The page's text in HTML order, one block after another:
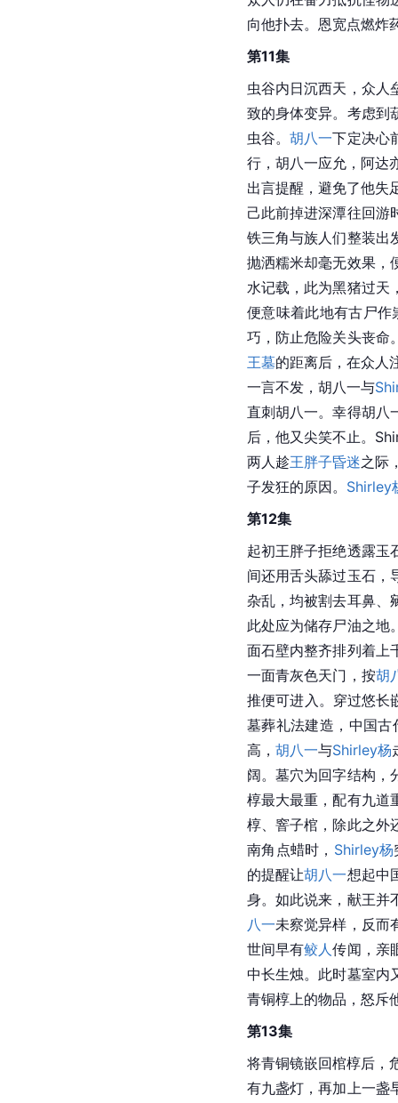
向他扑去。恩宽点燃炸
第11集
虫谷内日沉西天，众人
致的身体变异。考虑到
虫谷。胡八一下定决心
行，胡八一应允，阿达
出言提醒，避免了他失
己此前掉进深潭往回游
铁三角与族人们整装出
抛洒糯米却毫无效果，
水记载，此为黑猪过天
便意味着此地有古尸
巧，防止危险关头丧命
王墓的距离后，在众人
一言不发，胡八一与
直刺胡八一。幸得胡八
后，他又尖笑不止。
两人趁王胖子昏迷之际
子发狂的原因。 Shirley
第12集
起初王胖子拒绝透露玉
间还用舌头舔过玉石，
杂乱，均被割去耳鼻、
此处应为储存尸油之地
面石壁内整齐排列着上
一面青灰色天门，按胡
推便可进入。穿过悠长
墓葬礼法建造，中国
高，胡八一与Shirley杨
阔。墓穴为回字结构，
椁最大最重，配有九道
椁、窨子棺，除此之外
南角点蜡时， Shirley杨
的提醒让胡八一想起中
身。如此说来，献王并
八一未察觉异样，反而
世间早有鲛人传闻，亲
中长生烛。此时墓室内
青铜椁上的物品，怒斥
第13集
将青铜镜嵌回棺椁后，
有九盏灯，再加上一盏